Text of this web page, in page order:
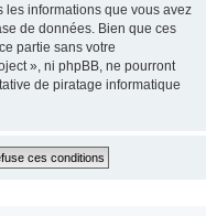
les informations que vous avez
de données. Bien que ces
partie sans votre
», ni phpBB, ne pourront
de piratage informatique